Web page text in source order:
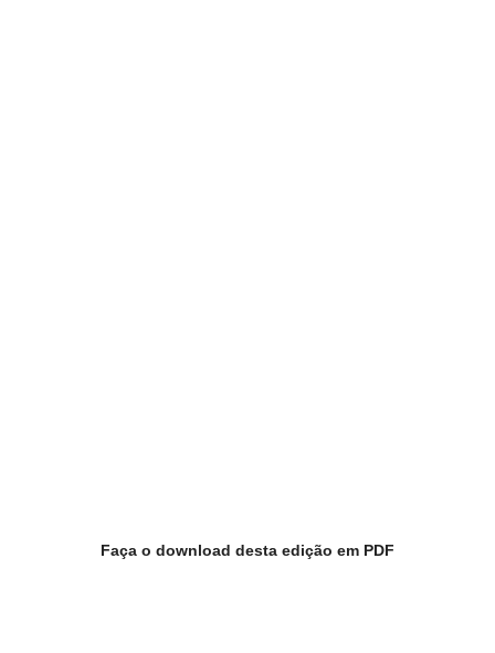
Faça o download desta edição em PDF